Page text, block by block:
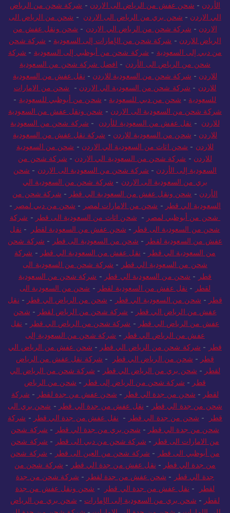
الأردن - شحن عفش من الرياض الى الاردن - شركة شحن من الرياض
الي الاردن - شحن بري من الرياض الى الاردن - شحن من الرياض الى
الاردن - شركة شحن من الرياض الي الاردن - شحن ونقل عفش من
الرياض للاردن - شركة شحن من الإمارات إلى السعودية - شركة شحن
من دبي إلى السعودية - شركة شحن من أبوظبي إلى السعودية - شركة
شحن من الرياض الى الأردن - افضل شركة شحن من السعودية
للاردن - شركة شحن من السعودية للاردن - نقل عفش من السعودية
للاردن - شركة شحن من السعودية الي الاردن - شحن من الامارات
للسعودية - شحن من دبي للسعودية - شحن من أبوظبي للسعودية -
شركة شحن من السعودية الى الاردن - شحن ونقل عفش من السعودية
للاردن - نقل عفش من السعودية للأردن - شركة شحن من السعودية
للاردن - شحن من السعودية للاردن - شركة نقل عفش من السعودية
للاردن - شحن اثاث من السعودية الي الاردن - شحن من السعودية
للاردن - شركة شحن من السعودية الي الاردن - شركة شحن من
السعودية إلى الأردن - شركة شحن من السعودية الى الاردن - شحن
بري من السعودية الى الاردن - شركة شحن من السعودية الي
الأردن - شحن ونقل عفش من السعودية الي قطر - شركة شحن من
السعودية الي قطر - شحن من الامارات لمصر - شحن من دبي لمصر -
شحن من أبوظبي لمصر - شحن اثاث من السعودية الى قطر - شركة
شحن من السعودية الى قطر - شحن عفش من السعودية لقطر - نقل
عفش من السعودية لقطر - شحن من السعودية الى قطر - شركة شحن
من السعودية الي قطر - نقل عفش من السعودية الي قطر - شركة
شحن من السعودية الي قطر - شركة شحن من السعودية الى
قطر - شحن من السعودية الي قطر - شركة شحن من السعودية
لقطر - نقل عفش من السعودية لقطر - شحن من السعودية الى
قطر - شحن من السعودية الي قطر - شحن من الرياض الي قطر - نقل
عفش من الرياض الي قطر - شركة شحن من الرياض لقطر - شحن
عفش من الرياض الي قطر - شركة شحن من الرياض الي قطر - نقل
عفش من الرياض الي قطر - شركة شحن من السعودية إلى
قطر - شركة شحن من الرياض الي قطر - شحن عفش من الرياض الي
قطر - شحن من الرياض الي قطر - شركة نقل عفش من الرياض
لقطر - شحن بري من الرياض الي قطر - شركة شحن من الرياض الي
قطر - شركة شحن من الرياض إلى قطر - شحن من الرياض
لقطر - شحن من جدة الي قطر - شحن عفش من جدة لقطر - شركة
شحن من جدة الي قطر - نقل عفش من جدة الي قطر - شحن بري الى
قطر
- شحن من جدة الي قطر - نقل عفش من جدة الي قطر - شركة
شحن من جدة الي قطر - شحن بري من جدة الي قطر - شركة شحن
من الامارات الى قطر - شركة شحن من دبي الى قطر - شركة شحن
من أبوظبي الى قطر - شركة شحن من العين الى قطر - شركة شحن
من جدة الي قطر - نقل عفش من جدة الي قطر - شركة شحن من
جدة الي قطر - شحن عفش من جدة لقطر - شركة شحن من جدة
لقطر
- نقل عفش من جدة الي قطر - شحن ونقل عفش من جدة
لقطر - شحن بري من السعودية إلى الإمارات - شحن بري من الرياض